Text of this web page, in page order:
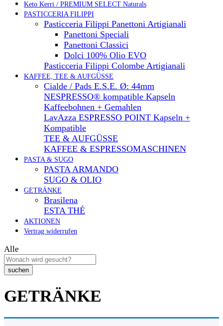
Keto Kerri / PREMIUM SELECT Naturals
PASTICCERIA FILIPPI
Pasticceria Filippi Panettoni Artigianali
Panettoni Speciali
Panettoni Classici
Dolci 100% Olio EVO
Pasticceria Filippi Colombe Artigianali
KAFFEE, TEE & AUFGÜSSE
Cialde / Pads E.S.E. Ø: 44mm
NESPRESSO® kompatible Kapseln
Kaffeebohnen + Gemahlen
LavAzza ESPRESSO POINT Kapseln +
Kompatible
TEE & AUFGÜSSE
KAFFEE & ESPRESSOMASCHINEN
PASTA & SUGO
PASTA ARMANDO
SUGO & OLIO
GETRÄNKE
Brasilena
ESTA THÉ
AKTIONEN
Vertrag widerrufen
Alle
suchen
GETRÄNKE